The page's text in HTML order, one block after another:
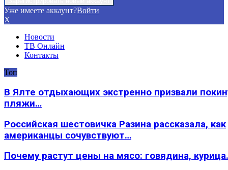
Уже имеете аккаунт?Войти
X
Новости
ТВ Онлайн
Контакты
Топ
В Ялте отдыхающих экстренно призвали
пляжи…
Российская шестовичка Разина рассказала, как
американцы сочувствуют…
Почему растут цены на мясо: говядина,